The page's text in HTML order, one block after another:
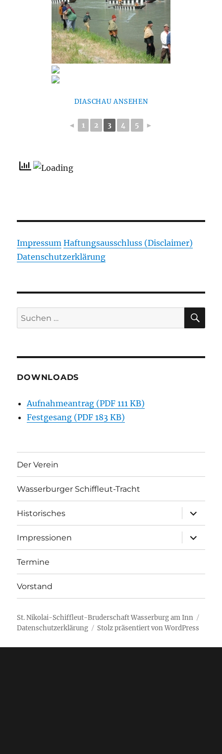
DIASCHAU ANSEHEN
◄ 1 2 3 4 5 ►
Impressum Haftungsausschluss (Disclaimer)
Datenschutzerklärung
Suchen
nach:
DOWNLOADS
Aufnahmeantrag (PDF 111 KB)
Festgesang (PDF 183 KB)
Der Verein
Wasserburger Schiffleut-Tracht
Historisches
öffnen
Impressionen
öffnen
Termine
Vorstand
St. Nikolai-Schiffleut-Bruderschaft Wasserburg am Inn
Datenschutzerklärung
Stolz präsentiert von WordPress